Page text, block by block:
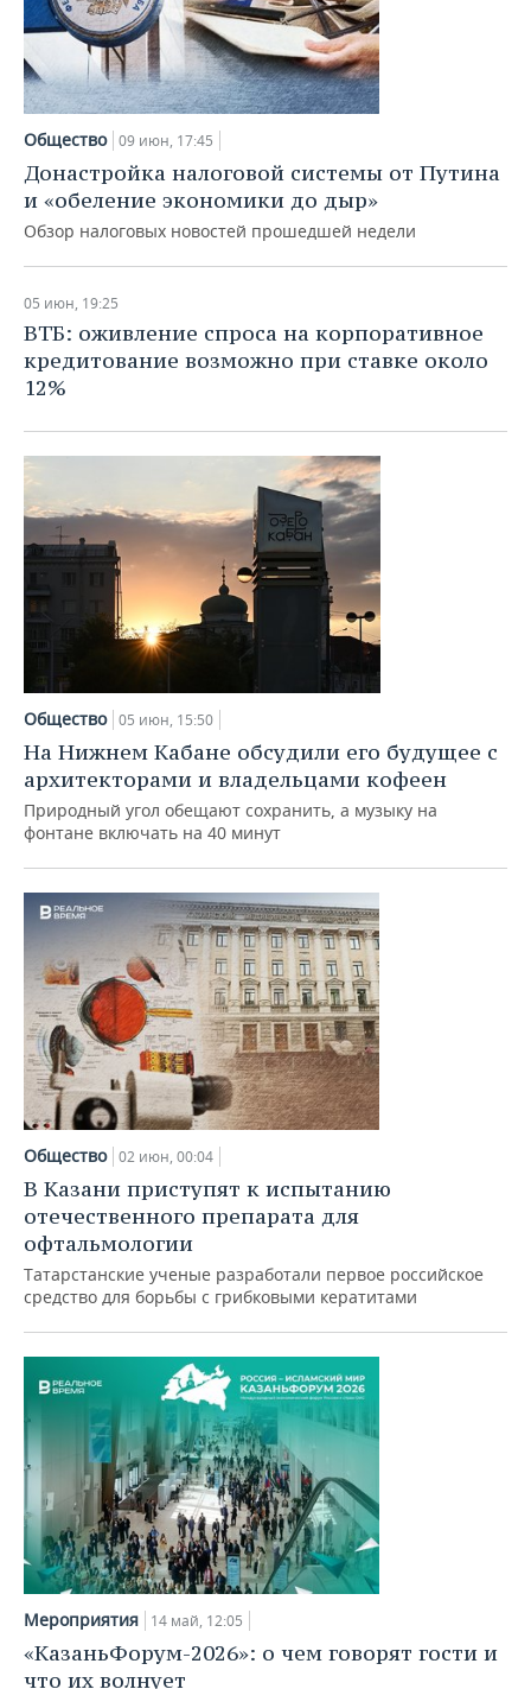
Общество 09 июн, 17:45
Донастройка налоговой системы от Путина
и «обеление экономики до дыр»
Обзор налоговых новостей прошедшей недели
05 июн, 19:25
ВТБ: оживление спроса на корпоративное
кредитование возможно при ставке около
12%
Общество 05 июн, 15:50
На Нижнем Кабане обсудили его будущее с
архитекторами и владельцами кофеен
Природный угол обещают сохранить, а музыку на
фонтане включать на 40 минут
Общество 02 июн, 00:04
В Казани приступят к испытанию
отечественного препарата для
офтальмологии
Татарстанские ученые разработали первое российское
средство для борьбы с грибковыми кератитами
Мероприятия 14 май, 12:05
«КазаньФорум-2026»: о чем говорят гости и
что их волнует